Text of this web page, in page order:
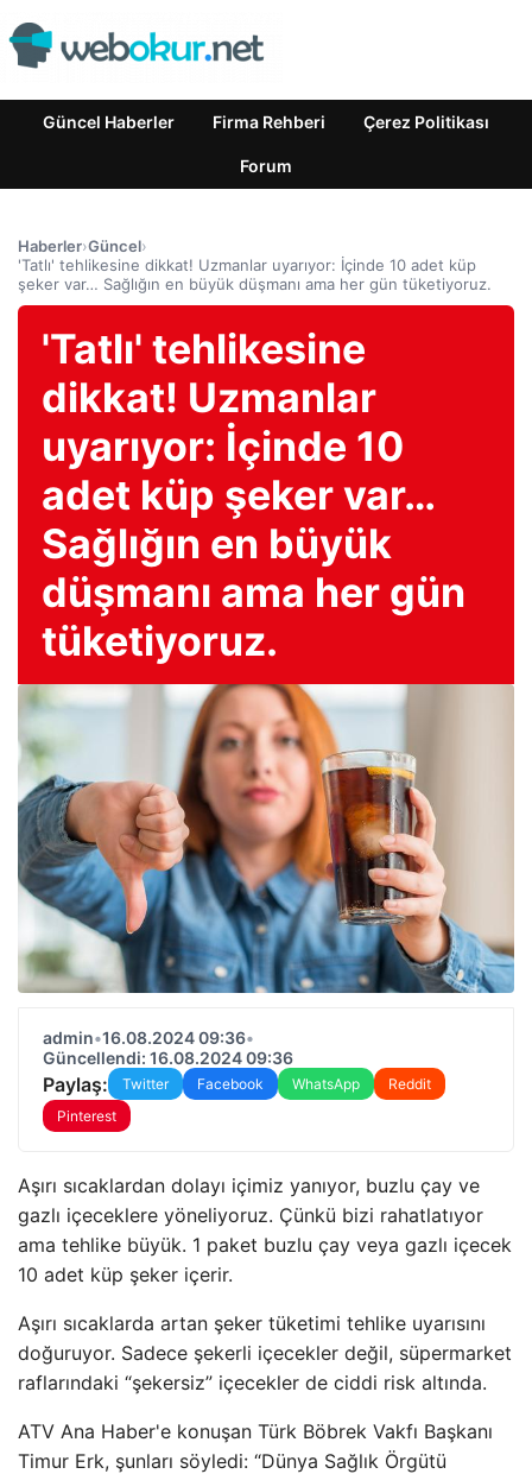
Güncel Haberler Firma Rehberi Çerez Politikası
Forum
Haberler›Güncel›
'Tatlı' tehlikesine dikkat! Uzmanlar uyarıyor: İçinde 10 adet küp
şeker var… Sağlığın en büyük düşmanı ama her gün tüketiyoruz.
'Tatlı' tehlikesine
dikkat! Uzmanlar
uyarıyor: İçinde 10
adet küp şeker var…
Sağlığın en büyük
düşmanı ama her gün
tüketiyoruz.
admin•16.08.2024 09:36•
Güncellendi: 16.08.2024 09:36
Paylaş: Twitter Facebook WhatsApp
Reddit
Pinterest
Aşırı sıcaklardan dolayı içimiz yanıyor, buzlu çay ve
gazlı içeceklere yöneliyoruz. Çünkü bizi rahatlatıyor
ama tehlike büyük. 1 paket buzlu çay veya gazlı içecek
10 adet küp şeker içerir.
Aşırı sıcaklarda artan şeker tüketimi tehlike uyarısını
doğuruyor. Sadece şekerli içecekler değil, süpermarket
raflarındaki “şekersiz” içecekler de ciddi risk altında.
ATV Ana Haber'e konuşan Türk Böbrek Vakfı Başkanı
Timur Erk, şunları söyledi: “Dünya Sağlık Örgütü